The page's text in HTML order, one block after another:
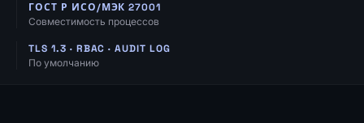
ГОСТ Р ИСО/МЭК 27001
Совместимость процессов
TLS 1.3 · RBAC · AUDIT LOG
По умолчанию